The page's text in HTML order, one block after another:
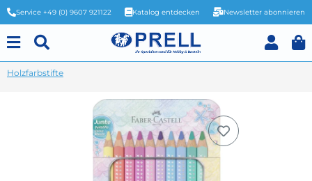
Service +49 (0) 9607 921122 Katalog entdecken Newsletter abonnieren
Holzfarbstifte